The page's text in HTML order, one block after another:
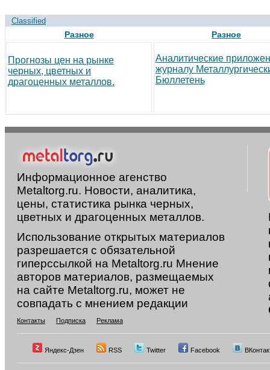
Classified
Разное
Прогнозы цен на рынке
черных, цветных и
драгоценных металлов.
Разное
Аналитические
журналу
Бюллетень
Информационное агенство
Metaltorg.ru. Новости, аналитика,
цены, статистика рынка черных,
цветных и драгоценных металлов.
Использование открытых материалов
разрешается с обязательной
гиперссылкой на Metaltorg.ru Мнение
авторов материалов, размещаемых
на сайте Metaltorg.ru, может не
совпадать с мнением редакции
Контакты Подписка Реклама
Яндекс-Дзен RSS Twitter Facebook